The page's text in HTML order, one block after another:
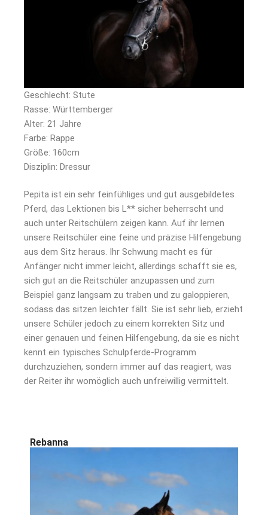
Geschlecht: Stute
Rasse: Württemberger
Alter: 21 Jahre
Farbe: Rappe
Größe: 160cm
Disziplin: Dressur
Pepita ist ein sehr feinfühliges und gut ausgebildetes
Pferd, das Lektionen bis L** sicher beherrscht und
auch unter Reitschülern zeigen kann. Auf ihr lernen
unsere Reitschüler eine feine und präzise Hilfengebung
aus dem Sitz heraus. Ihr Schwung macht es für
Anfänger nicht immer leicht, allerdings schafft sie es,
sich gut an die Reitschüler anzupassen und zum
Beispiel ganz langsam zu traben und zu galoppieren,
sodass das sitzen leichter fällt. Sie ist sehr lieb, erzieht
unsere Schüler jedoch zu einem korrekten Sitz und
einer genauen und feinen Hilfengebung, da sie es nicht
kennt ein typisches Schulpferde-Programm
durchzuziehen, sondern immer auf das reagiert, was
der Reiter ihr womöglich auch unfreiwillig vermittelt.
Rebanna